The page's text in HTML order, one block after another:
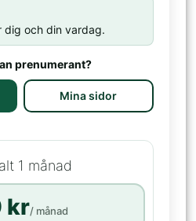
dig och din vardag.
prenumerant?
Mina sidor
1 månad
kr/ månad